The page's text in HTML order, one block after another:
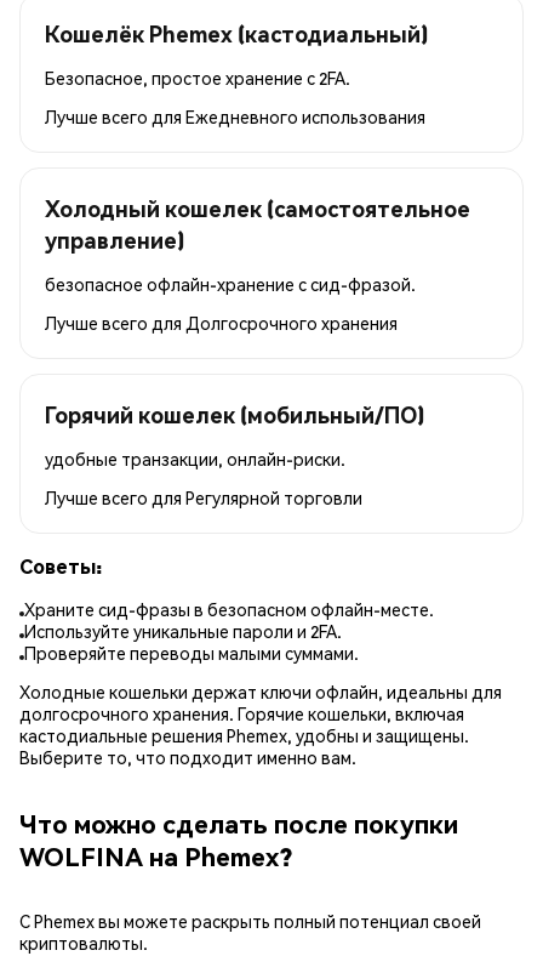
Кошелёк Phemex (кастодиальный)
Безопасное, простое хранение с 2FA.
Лучше всего для Ежедневного использования
Холодный кошелек (самостоятельное
управление)
безопасное офлайн-хранение с сид-фразой.
Лучше всего для Долгосрочного хранения
Горячий кошелек (мобильный/ПО)
удобные транзакции, онлайн-риски.
Лучше всего для Регулярной торговли
Советы:
Храните сид-фразы в безопасном офлайн-месте.
Используйте уникальные пароли и 2FA.
Проверяйте переводы малыми суммами.
Холодные кошельки держат ключи офлайн, идеальны для
долгосрочного хранения. Горячие кошельки, включая
кастодиальные решения Phemex, удобны и защищены.
Выберите то, что подходит именно вам.
Что можно сделать после покупки
WOLFINA на Phemex?
С Phemex вы можете раскрыть полный потенциал своей
криптовалюты.